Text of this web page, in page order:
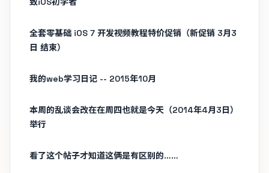
全套零基础 iOS 7 开发视频教程特价促销（新促销 3月3
日 结束）
我的web学习日记 -- 2015年10月
本周的乱谈会改在在周四也就是今天（2014年4月3日）
举行
看了这个帖子才知道这俩是有区别的……